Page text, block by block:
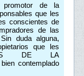
de la
que les
conscientes de
de las
duda alguna,
que les
DE LA
contemplado